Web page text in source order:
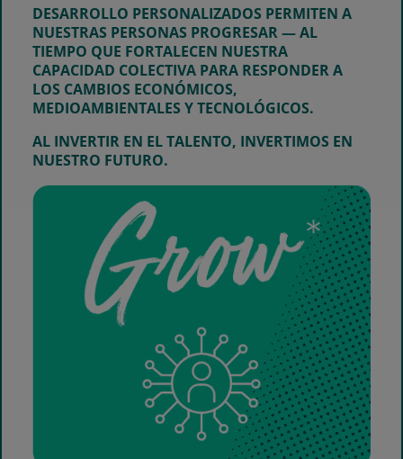
DESARROLLO PERSONALIZADOS PERMITEN A
NUESTRAS PERSONAS PROGRESAR — AL
TIEMPO QUE FORTALECEN NUESTRA
CAPACIDAD COLECTIVA PARA RESPONDER A
LOS CAMBIOS ECONÓMICOS,
MEDIOAMBIENTALES Y TECNOLÓGICOS.
AL INVERTIR EN EL TALENTO, INVERTIMOS EN
NUESTRO FUTURO.